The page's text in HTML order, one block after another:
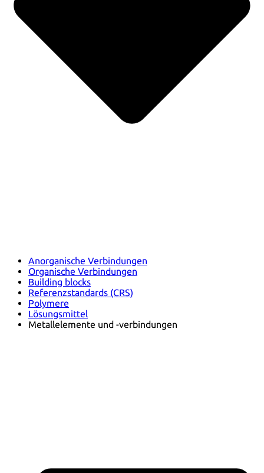
Anorganische Verbindungen
Organische Verbindungen
Building blocks
Referenzstandards (CRS)
Polymere
Lösungsmittel
Metallelemente und -verbindungen